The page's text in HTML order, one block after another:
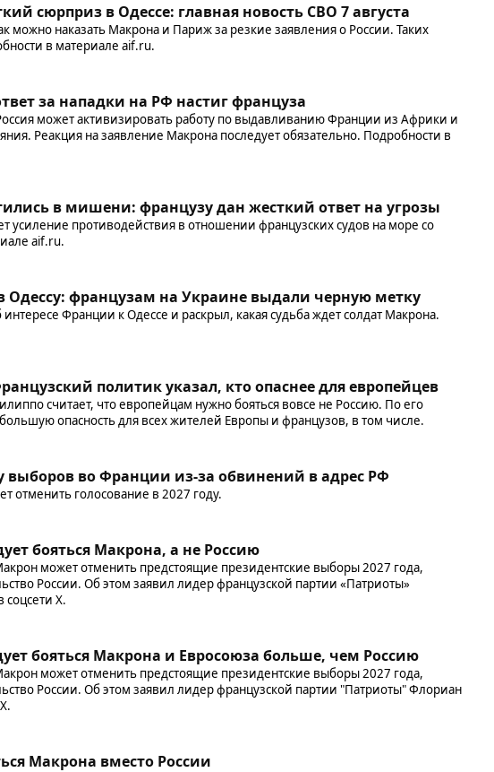
сюрприз в Одессе: главная новость СВО 7 августа
можно наказать Макрона и Париж за резкие заявления о России. Таких
в материале aif.ru.
за нападки на РФ настиг француза
может активизировать работу по выдавливанию Франции из Африки и
Реакция на заявление Макрона последует обязательно. Подробности в
в мишени: французу дан жесткий ответ на угрозы
усиление противодействия в отношении французских судов на море со
aif.ru.
Одессу: французам на Украине выдали черную метку
Франции к Одессе и раскрыл, какая судьба ждет солдат Макрона.
политик указал, кто опаснее для европейцев
считает, что европейцам нужно бояться вовсе не Россию. По его
большую опасность для всех жителей Европы и французов, в том числе.
выборов во Франции из-за обвинений в адрес РФ
отменить голосование в 2027 году.
бояться Макрона, а не Россию
может отменить предстоящие президентские выборы 2027 года,
России. Об этом заявил лидер французской партии «Патриоты»
X.
бояться Макрона и Евросоюза больше, чем Россию
может отменить предстоящие президентские выборы 2027 года,
России. Об этом заявил лидер французской партии "Патриоты" Флориан
Макрона вместо России